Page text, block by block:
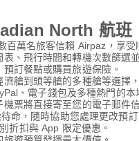
North 航班
萬名旅客信賴 Airpaz，享
、飛行時間和轉機次數篩選
訂餐點或購買旅遊保險。
艙到頭等艙的多種艙等選擇
、電子錢包及多種熱門的本
票將直接寄至您的電子郵件
命，隨時協助您處理更改預訂
折扣與 App 限定優惠。